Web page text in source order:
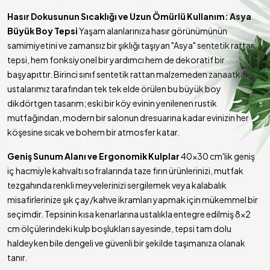
Hasır Dokusunun Sıcaklığı ve Uzun Ömürlü Kullanım: Asya
Büyük Boy TepsiYaşam alanlarınıza hasır görünümünün
samimiyetini ve zamansız bir şıklığı taşıyan "Asya" sentetik rattan
tepsi, hem fonksiyonel bir yardımcı hem de dekoratif bir
başyapıttır. Birinci sınıf sentetik rattan malzemeden zanaatkar
ustalarımız tarafından tek tek elde örülen bu büyük boy
dikdörtgen tasarım; eski bir köy evinin yenilenen rustik
mutfağından, modern bir salonun dresuarına kadar evinizin her
köşesine sıcak ve bohem bir atmosfer katar.
Geniş Sunum Alanı ve Ergonomik Kulplar40x30 cm'lik geniş
iç hacmiyle kahvaltı sofralarında taze fırın ürünlerinizi, mutfak
tezgahında renkli meyvelerinizi sergilemek veya kalabalık
misafirlerinize şık çay/kahve ikramları yapmak için mükemmel bir
seçimdir. Tepsinin kısa kenarlarına ustalıkla entegre edilmiş 8x2
cm ölçülerindeki kulp boşlukları sayesinde, tepsi tam dolu
haldeyken bile dengeli ve güvenli bir şekilde taşımanıza olanak
tanır.